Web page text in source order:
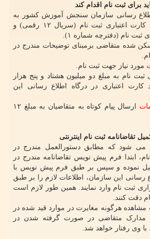
برای ثبت نام اقدام کند
اطلاع رسانی سازمان سنجش آموزش کشور به
آدرس فوق برای تهیه کارت اعتباری ثبت نام (سریال ۱۲ رقمی) و
ثبت نام (دفترچه شماره ۱).
شده متقاضی برمبنای توضیحات مندرج در
مورد نیاز جهت ثبت نام.
ثبت نام به مبلغ دو میلیون هشتاد و پنج هزار
کارت اعتباری در درگاه اطلاع رسانی این
ارسال پیام کوتاه به متقاضیان به مبلغ ۱۲
تقاضانامه ثبت نام اینترنتی
می شود که مطابق دستورالعمل مندرج در
ابتدا فرم پیش نویس تقاضانامه مندرج در
نموده و سپس بر طبق فرم پیش نویس با
رسانی این سازمان، اطلاعات لازم را بر طبق
ثبت نام وارد نمایند. همین طور لازم است
دقت کنند.
هرگونه مغایرت در موارد قید شده در
با مدارک متقاضی در صورت گرفته شدن در
وی رفتار خواهد شد.